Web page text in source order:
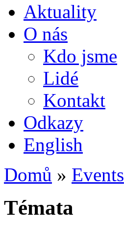
Aktuality
O nás
Kdo jsme
Lidé
Kontakt
Odkazy
English
Domů » Events
Témata